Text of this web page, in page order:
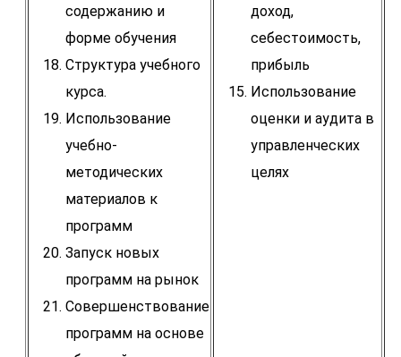
содержанию и
форме обучения
Структура учебного
курса.
Использование
учебно-
методических
материалов к
программ
Запуск новых
программ на рынок
Совершенствование
программ на основе
доход,
себестоимость,
прибыль
Использование
оценки и аудита в
управленческих
целях